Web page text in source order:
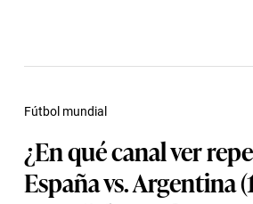
¿En qué canal ver
España vs. Argentina
Fútbol mundial